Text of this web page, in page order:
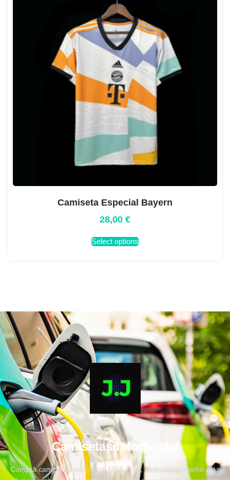
Camiseta Especial Bayern
28,00 €
Select options
CamisetasdefutbolJ.J
Compra camisetas de Fútbol, NBA, NFL, chandals y mucho más